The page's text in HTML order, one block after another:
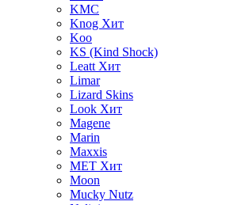
KMC
Knog Хит
Koo
KS (Kind Shock)
Leatt Хит
Limar
Lizard Skins
Look Хит
Magene
Marin
Maxxis
MET Хит
Moon
Mucky Nutz